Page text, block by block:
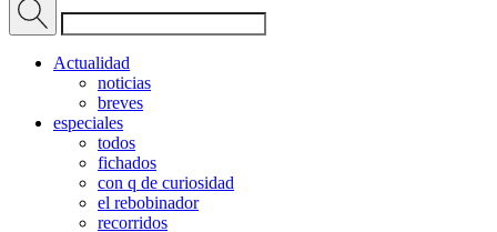
Actualidad
noticias
breves
especiales
todos
fichados
con q de curiosidad
el rebobinador
recorridos